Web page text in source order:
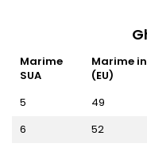
Marime
SUA
Marime
(EU)
5
49
6
52